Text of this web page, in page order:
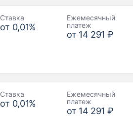
Ставка
от 0,01%
Ежемесячный
платеж
от 14 291 ₽
Ставка
от 0,01%
Ежемесячный
платеж
от 14 291 ₽